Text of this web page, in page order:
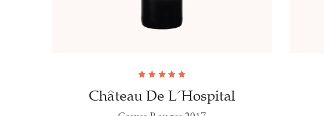
Château De L'Hospital
5.00
sur
5